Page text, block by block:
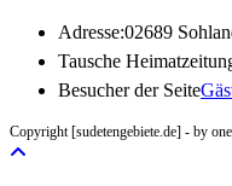
Adresse:02689
Tausche
Besucher der Seite
Copyright [sudetengebiete.de] - by